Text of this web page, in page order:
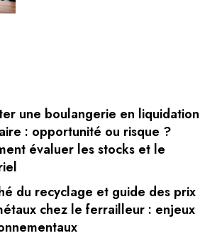
une boulangerie en liquidation
: opportunité ou risque ?
évaluer les stocks et le
du recyclage et guide des prix
chez le ferrailleur : enjeux